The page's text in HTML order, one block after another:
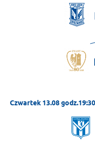
Czwartek 13.08 godz.19:30